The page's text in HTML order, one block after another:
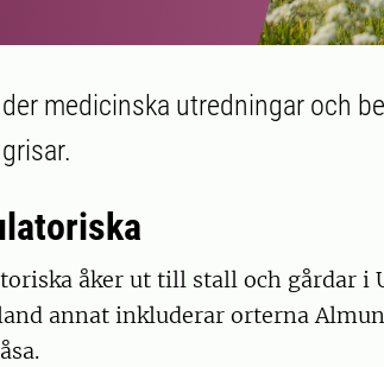
medicinska utredningar och
åker ut till stall och gårdar i
annat inkluderar orterna